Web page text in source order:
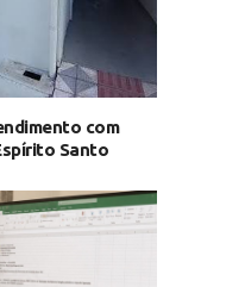
com
Santo